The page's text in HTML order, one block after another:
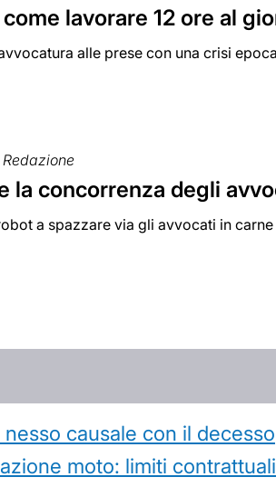
lavorare 12 ore al
alle prese con una crisi
Redazione
la concorrenza degli
a spazzare via gli avvocati in
causale con il decesso
moto: limiti